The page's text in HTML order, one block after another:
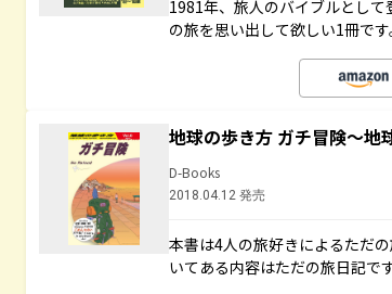
1981年、旅人のバイブルとし
の旅を思い出して欲しい1冊です
地球の歩き方 ガチ冒険～地
D-Books
2018.04.12 発売
本書は4人の旅好きによるただ
いてある内容はただの旅日記です